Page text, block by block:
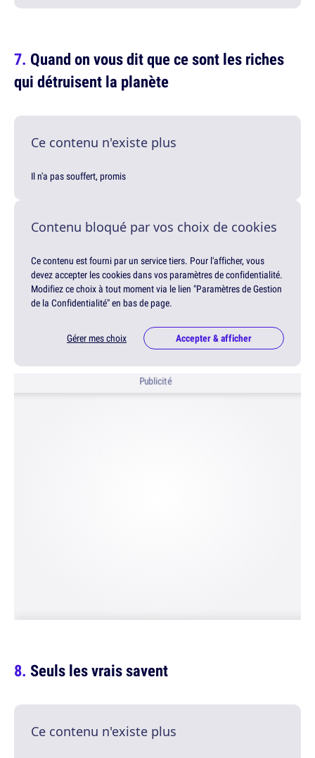
Quand on vous dit que ce sont les riches
qui détruisent la planète
Ce contenu n'existe plus
Il n'a pas souffert, promis
Contenu bloqué par vos choix de cookies
Ce contenu est fourni par un service tiers. Pour l'afficher, vous
devez accepter les cookies dans vos paramètres de confidentialité.
Modifiez ce choix à tout moment via le lien "Paramètres de Gestion
de la Confidentialité" en bas de page.
Gérer mes choix Accepter & afficher
Publicité
Seuls les vrais savent
Ce contenu n'existe plus